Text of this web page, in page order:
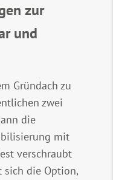
zur
und
Gründach zu
zwei
die
mit
verschraubt
sich die Option,